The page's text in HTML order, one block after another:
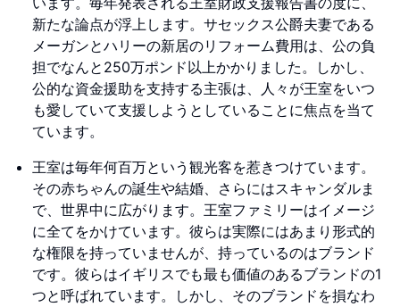
新たな論点が浮上します。サセックス公爵夫妻である
メーガンとハリーの新居のリフォーム費用は、公の負
担でなんと250万ポンド以上かかりました。しかし、
公的な資金援助を支持する主張は、人々が王室をいつ
も愛していて支援しようとしていることに焦点を当て
ています。
王室は毎年何百万という観光客を惹きつけています。
その赤ちゃんの誕生や結婚、さらにはスキャンダルま
で、世界中に広がります。王室ファミリーはイメージ
に全てをかけています。彼らは実際にはあまり形式的
な権限を持っていませんが、持っているのはブランド
です。彼らはイギリスでも最も価値のあるブランドの1
つと呼ばれています。しかし、そのブランドを損なわ